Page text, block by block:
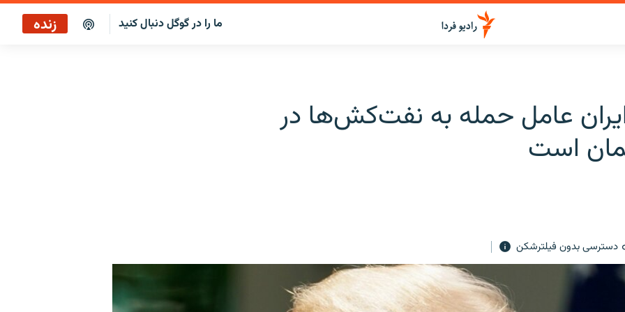
ما را در گوگل دنبال کنید زنده
عامل حمله به نفت‌کش‌ها در
است
دسترسی بدون فیلترشکن